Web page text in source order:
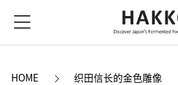
HOME 织田信长的金色雕像